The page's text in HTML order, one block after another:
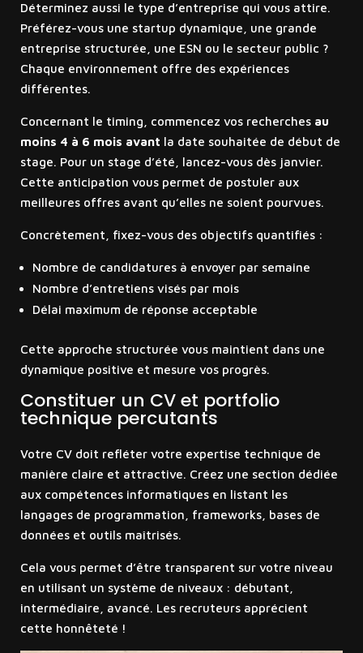
Déterminez aussi le type d’entreprise qui vous attire.
Préférez-vous une startup dynamique, une grande
entreprise structurée, une ESN ou le secteur public ?
Chaque environnement offre des expériences
différentes.
Concernant le timing, commencez vos recherches au
moins 4 à 6 mois avant la date souhaitée de début de
stage. Pour un stage d’été, lancez-vous dès janvier.
Cette anticipation vous permet de postuler aux
meilleures offres avant qu’elles ne soient pourvues.
Concrètement, fixez-vous des objectifs quantifiés :
Nombre de candidatures à envoyer par semaine
Nombre d’entretiens visés par mois
Délai maximum de réponse acceptable
Cette approche structurée vous maintient dans une
dynamique positive et mesure vos progrès.
Constituer un CV et portfolio
technique percutants
Votre CV doit refléter votre expertise technique de
manière claire et attractive. Créez une section dédiée
aux compétences informatiques en listant les
langages de programmation, frameworks, bases de
données et outils maîtrisés.
Cela vous permet d’être transparent sur votre niveau
en utilisant un système de niveaux : débutant,
intermédiaire, avancé. Les recruteurs apprécient
cette honnêteté !